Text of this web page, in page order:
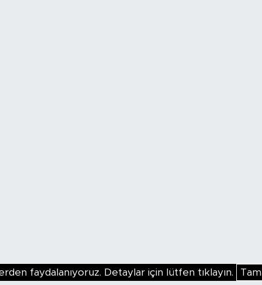
faydalanıyoruz. Detaylar için lütfen tıklayın.